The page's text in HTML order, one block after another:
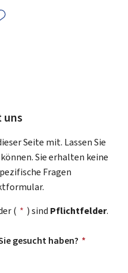
uns
Seite mit. Lassen Sie
Sie erhalten keine
Fragen
( * ) sind Pflichtfelder.
gesucht haben? *